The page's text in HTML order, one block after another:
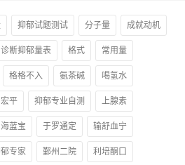
抑郁试题测试 分子量 成就动机
诊断抑郁量表 格式 常用量
格格不入 氨茶碱 喝氢水
平 抑郁专业自测 上腺素
海蓝宝 于罗通定 输舒血宁
专家 鄞州二院 利培酮口